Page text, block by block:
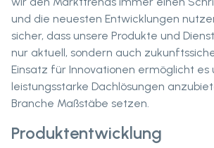
und die neuesten Entwicklungen
sicher, dass unsere Produkte und
nur aktuell, sondern auch
Einsatz für Innovationen ermöglicht es
leistungsstarke Dachlösungen
Branche Maßstäbe setzen.
Produktentwicklung